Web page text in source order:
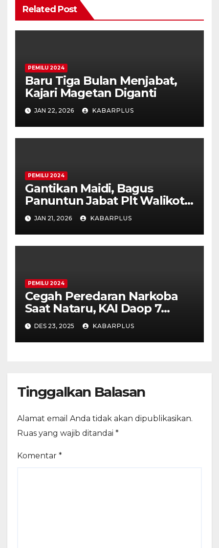
Related Post
PEMILU 2024
Baru Tiga Bulan Menjabat,
Kajari Magetan Diganti
JAN 22, 2026 KABARPLUS
PEMILU 2024
Gantikan Maidi, Bagus
Panuntun Jabat Plt Walikota
Madiun
JAN 21, 2026 KABARPLUS
PEMILU 2024
Cegah Peredaran Narkoba
Saat Nataru, KAI Daop 7
Madiun Kerahkan Anjing
Pelacak Saat Inspeksi KA
DES 23, 2025 KABARPLUS
Tinggalkan Balasan
Alamat email Anda tidak akan dipublikasikan.
Ruas yang wajib ditandai *
Komentar *